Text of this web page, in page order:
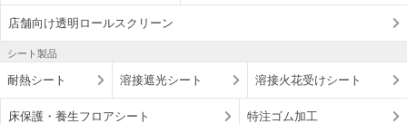
店舗向け透明ロールスクリーン
シート製品
耐熱シート 溶接遮光シート 溶接火花受けシート
床保護・養生フロアシート 特注ゴム加工